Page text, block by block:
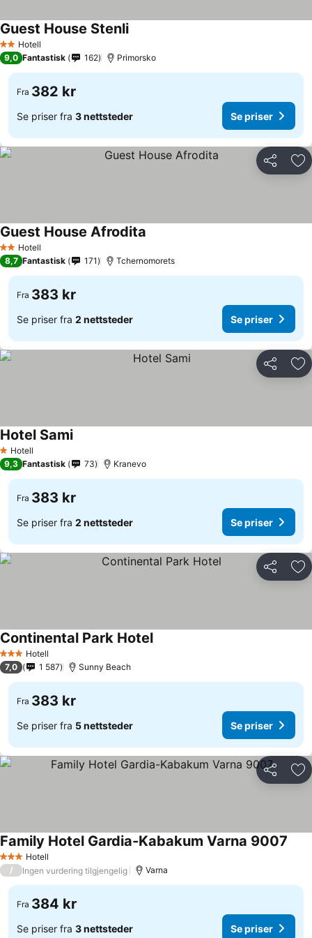
2 Stjerner
Hotell
Guest House Stenli
9,0 Fantastisk 162 Primorsko
Fra 382 kr
Se priser fra 3 nettsteder Se priser
Del
2 Stjerner
Hotell
Guest House Afrodita
8,7 Fantastisk 171 Tchernomorets
Fra 383 kr
Se priser fra 2 nettsteder Se priser
Del
1 Stjerner
Hotell
Hotel Sami
9,3 Fantastisk 73 Kranevo
Fra 383 kr
Se priser fra 2 nettsteder Se priser
Del
3 StjernerHotell
Continental Park Hotel
7,0 1 587 Sunny Beach
Fra 383 kr
Se priser fra 5 nettsteder Se priser
Del
3 StjernerHotell
Family Hotel Gardia-Kabakum Varna 9007
/ Ingen vurdering tilgjengelig Varna
Fra 384 kr
Se priser fra 3 nettsteder Se priser